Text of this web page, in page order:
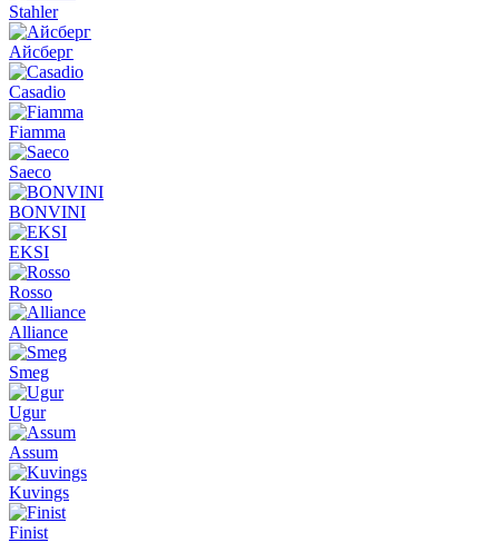
Stahler
Айсберг
Casadio
Fiamma
Saeco
BONVINI
EKSI
Rosso
Alliance
Smeg
Ugur
Assum
Kuvings
Finist